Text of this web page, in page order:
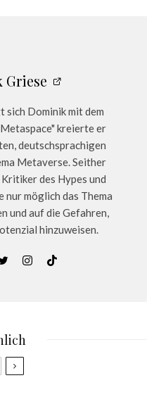
Dominik mit dem
kreierte er
deutschsprachigen
Metaverse. Seither
des Hypes und
nur möglich das Thema
und auf die Gefahren,
hinzuweisen.